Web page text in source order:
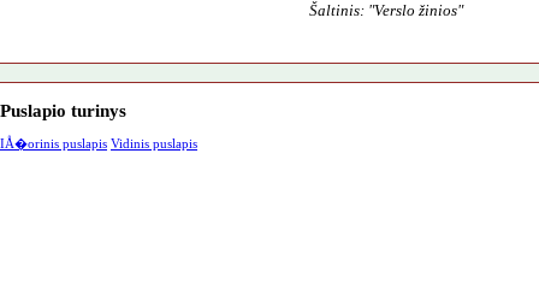
Šaltinis: "Verslo žinios"
Puslapio turinys
IÅ�orinis puslapis Vidinis puslapis